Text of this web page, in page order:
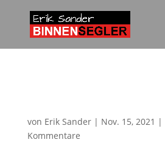
von Erik Sander| Nov. 15, 2021 |
Kommentare